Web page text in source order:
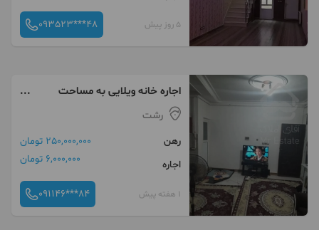
5 روز پیش 093523***48
اجاره خانه ویلایی به مساحت
۶۰متر مربع عینک رشت
رهن
250,000,000 تومان
اجاره
6,000,000 تومان
1 هفته پیش 091146***84